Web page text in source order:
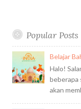
Popular Posts
Belajar
Halo!
beberapa
akan